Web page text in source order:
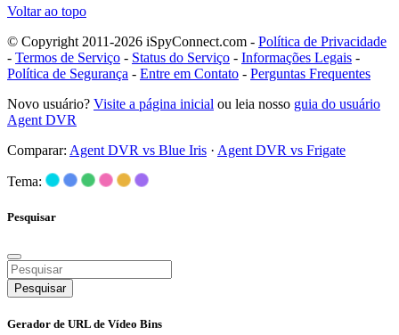
Voltar ao topo
© Copyright 2011-2026 iSpyConnect.com - Política de Privacidade
- Termos de Serviço - Status do Serviço - Informações Legais -
Política de Segurança - Entre em Contato - Perguntas Frequentes
Novo usuário? Visite a página inicial ou leia nosso guia do usuário
Agent DVR
Comparar: Agent DVR vs Blue Iris · Agent DVR vs Frigate
Tema:
Pesquisar
Pesquisar
Gerador de URL de Vídeo Bins